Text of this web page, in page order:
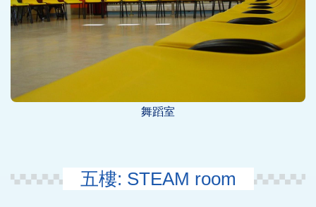
舞蹈室
五樓: STEAM room